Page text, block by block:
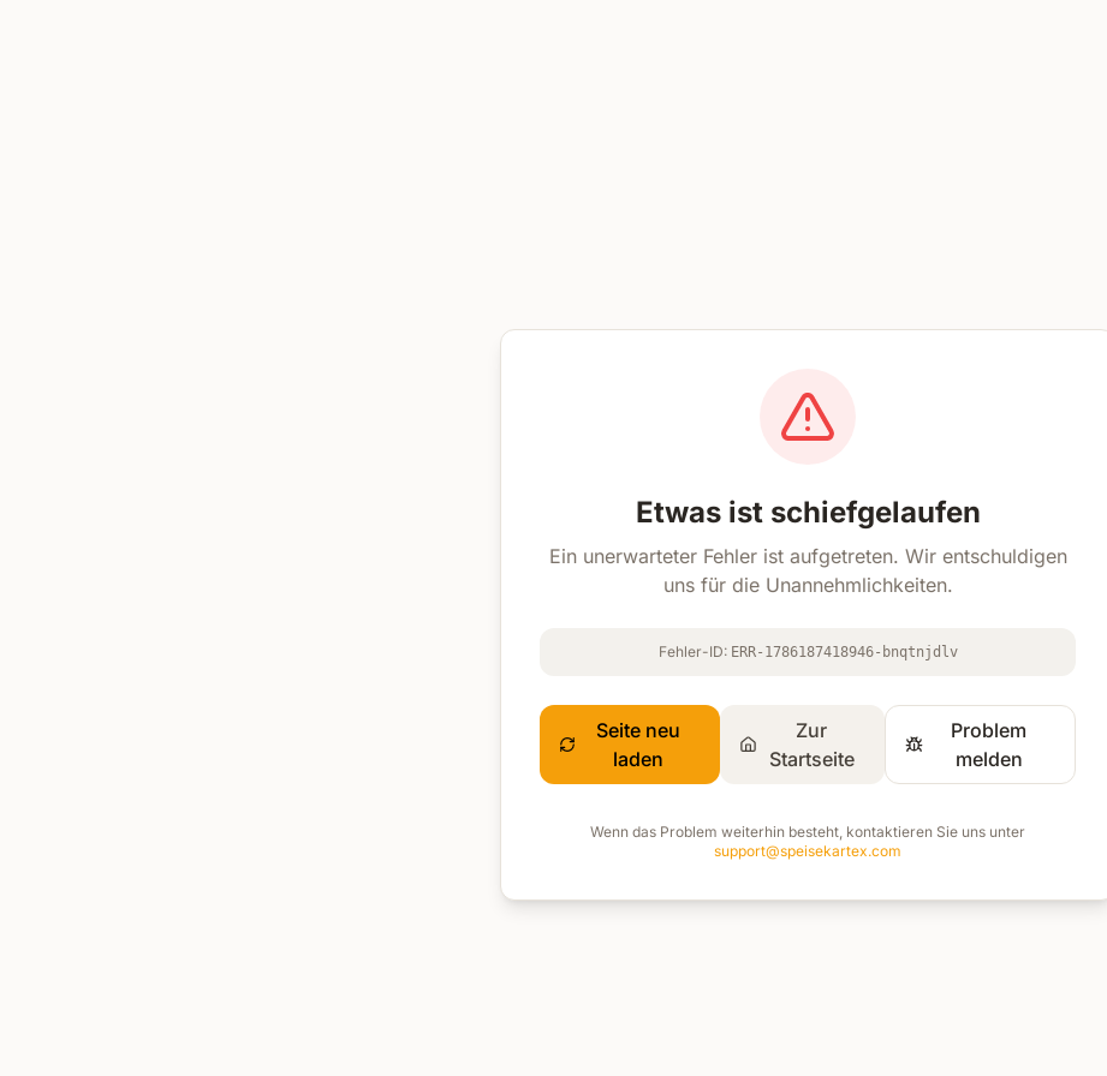
Etwas ist schiefgelaufen
Ein unerwarteter Fehler ist aufgetreten. Wir entschuldigen
uns für die Unannehmlichkeiten.
Fehler-ID: ERR-1786187418946-bnqtnjdlv
Seite neu
laden
Zur
Startseite
Problem
melden
Wenn das Problem weiterhin besteht, kontaktieren Sie uns unter
support@speisekartex.com